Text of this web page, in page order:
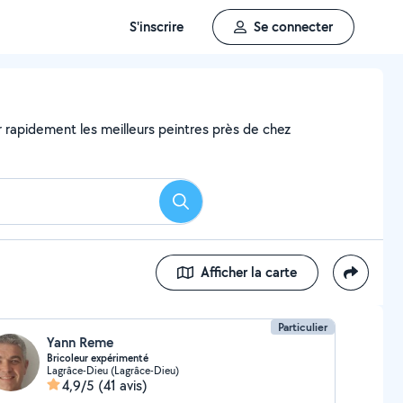
S'inscrire Se connecter
les meilleurs peintres près de chez
Rechercher
Afficher la carte
Particulier
Yann Reme
Bricoleur expérimenté
Lagrâce-Dieu (Lagrâce-Dieu)
4,9/5 (41 avis)